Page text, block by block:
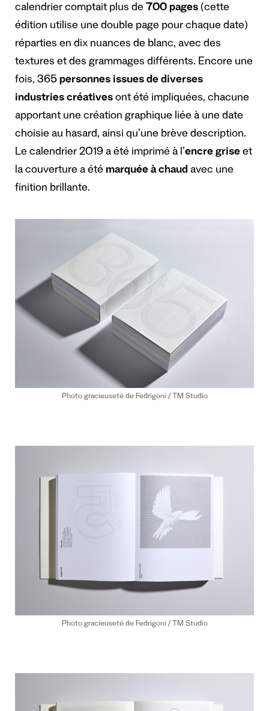
calendrier comptait plus de 700 pages (cette
édition utilise une double page pour chaque date)
réparties en dix nuances de blanc, avec des
textures et des grammages différents. Encore une
fois, 365 personnes issues de diverses
industries créatives ont été impliquées, chacune
apportant une création graphique liée à une date
choisie au hasard, ainsi qu’une brève description.
Le calendrier 2019 a été imprimé à l’encre grise et
la couverture a été marquée à chaud avec une
finition brillante.
Photo gracieuseté de Fedrigoni / TM Studio
Photo gracieuseté de Fedrigoni / TM Studio